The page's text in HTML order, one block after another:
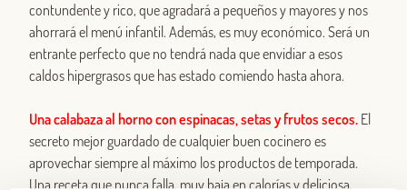
contundente y rico, que agradará a pequeños y mayores y nos
ahorrará el menú infantil. Además, es muy económico. Será un
entrante perfecto que no tendrá nada que envidiar a esos
caldos hipergrasos que has estado comiendo hasta ahora.
Una calabaza al horno con espinacas, setas y frutos secos. El
secreto mejor guardado de cualquier buen cocinero es
aprovechar siempre al máximo los productos de temporada.
Una receta que nunca falla, muy baja en calorías y deliciosa,